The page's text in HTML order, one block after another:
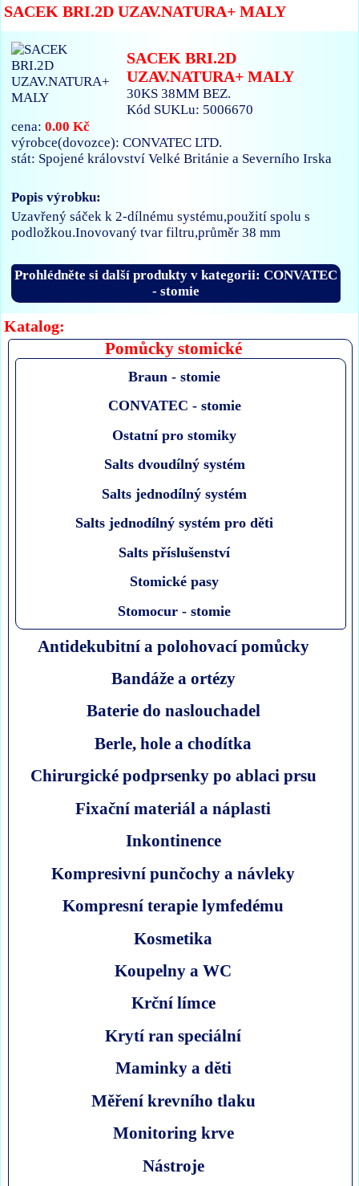
SACEK BRI.2D UZAV.NATURA+ MALY
Katalog:
Pomůcky stomické
Braun - stomie
CONVATEC - stomie
Ostatní pro stomiky
Salts dvoudílný systém
Salts jednodílný systém
Salts jednodílný systém pro děti
Salts příslušenství
Stomické pasy
Stomocur - stomie
Antidekubitní a polohovací pomůcky
Bandáže a ortézy
Baterie do naslouchadel
Berle, hole a chodítka
Chirurgické podprsenky po ablaci prsu
Fixační materiál a náplasti
Inkontinence
Kompresivní punčochy a návleky
Kompresní terapie lymfedému
Kosmetika
Koupelny a WC
Krční límce
Krytí ran speciální
Maminky a děti
Měření krevního tlaku
Monitoring krve
Nástroje
SACEK BRI.2D
UZAV.NATURA+ MALY
30KS 38MM BEZ.
Kód SUKLu: 5006670
cena:0.00 Kč
výrobce(dovozce): CONVATEC LTD.
stát: Spojené království Velké Británie a Severního Irska
Popis výrobku:
Uzavřený sáček k 2-dílnému systému,použití spolu s
podložkou.Inovovaný tvar filtru,průměr 38 mm
Prohlédněte si další produkty v kategorii: CONVATEC
- stomie